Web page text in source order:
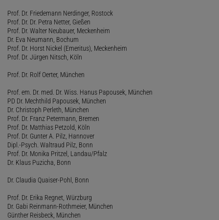
Prof. Dr. Friedemann Nerdinger, Rostock
Prof. Dr. Dr. Petra Netter, Gießen
Prof. Dr. Walter Neubauer, Meckenheim
Dr. Eva Neumann, Bochum
Prof. Dr. Horst Nickel (Emeritus), Meckenheim
Prof. Dr. Jürgen Nitsch, Köln
Prof. Dr. Rolf Oerter, München
Prof. em. Dr. med. Dr. Wiss. Hanus Papousek, München
PD Dr. Mechthild Papousek, München
Dr. Christoph Perleth, München
Prof. Dr. Franz Petermann, Bremen
Prof. Dr. Matthias Petzold, Köln
Prof. Dr. Gunter A. Pilz, Hannover
Dipl.-Psych. Waltraud Pilz, Bonn
Prof. Dr. Monika Pritzel, Landau/Pfalz
Dr. Klaus Puzicha, Bonn
Dr. Claudia Quaiser-Pohl, Bonn
Prof. Dr. Erika Regnet, Würzburg
Dr. Gabi Reinmann-Rothmeier, München
Günther Reisbeck, München